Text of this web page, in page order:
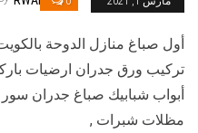
أول صباغ منازل الدوحة
تركيب ورق جدران ارضيات
أبواب شبابيك صباغ جدران
مظلات شبرات ,